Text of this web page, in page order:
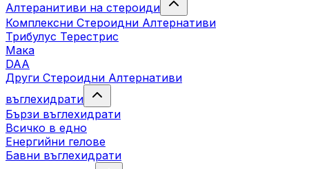
Алтеранитиви на стероиди
Комплексни Стероидни Алтернативи
Трибулус Терестрис
Maка
DAA
Други Стероидни Алтернативи
въглехидрати
Бързи въглехидрати
Всичко в едно
Енергийни гелове
Бавни въглехидрати